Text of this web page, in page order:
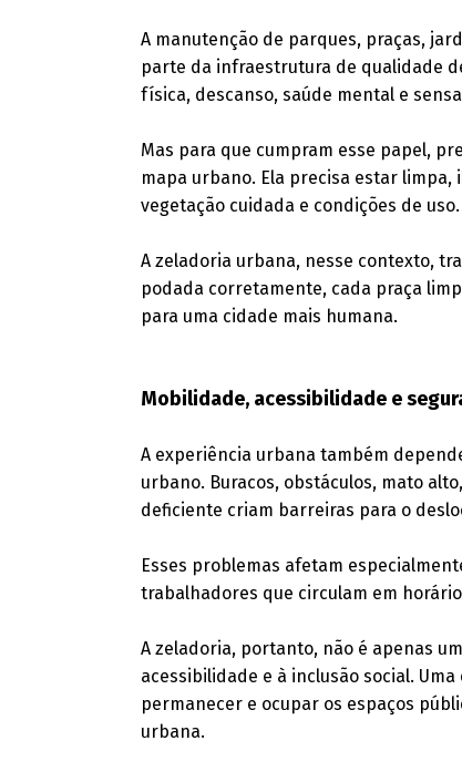
A manutenção de parques, praças,
parte da infraestrutura de qualidade
física, descanso, saúde mental e
Mas para que cumpram esse papel,
mapa urbano. Ela precisa estar
vegetação cuidada e condições de uso.
A zeladoria urbana, nesse contexto,
podada corretamente, cada praça
para uma cidade mais humana.
Mobilidade, acessibilidade e
A experiência urbana também
urbano. Buracos, obstáculos, mato
deficiente criam barreiras para o
Esses problemas afetam
trabalhadores que circulam em
A zeladoria, portanto, não é apenas
acessibilidade e à inclusão social.
permanecer e ocupar os espaços
urbana.